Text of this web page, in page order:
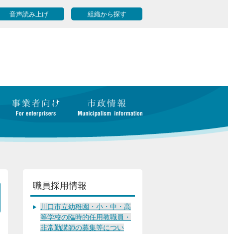
音声読み上げ 組織から探す
職員採用情報
川口市立幼稚園・小・中・高
等学校の臨時的任用教職員・
非常勤講師の募集等につい